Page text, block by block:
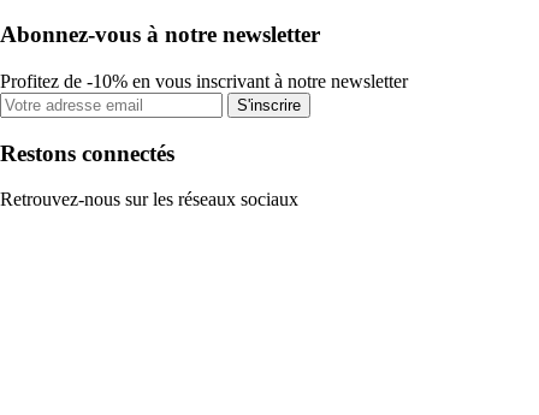
Abonnez-vous à notre newsletter
Profitez de -10% en vous inscrivant à notre newsletter
S'inscrire
Restons connectés
Retrouvez-nous sur les réseaux sociaux